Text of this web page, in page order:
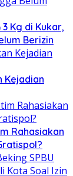
Kg di Kukar,
Berizin
Kejadian
Rahasiakan